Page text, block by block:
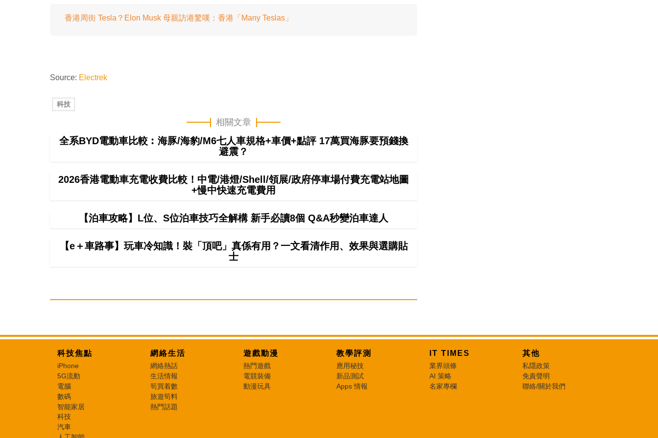
香港周街 Tesla？Elon Musk 母親訪港驚嘆：香港「Many Teslas」
Source: Electrek
科技
相關文章
全系BYD電動車比較︰海豚/海豹/M6七人車規格+車價+點評 17萬買海豚要預錢換
避震？
2026香港電動車充電收費比較！中電/港燈/Shell/領展/政府停車場付費充電站地圖
+慢中快速充電費用
【泊車攻略】L位、S位泊車技巧全解構 新手必讀8個 Q&A秒變泊車達人
【e＋車路事】玩車冷知識！裝「頂吧」真係有用？一文看清作用、效果與選購貼
士
科技焦點
iPhone
5G流動
電腦
數碼
智能家居
科技
汽車
網絡生活
網絡熱話
生活情報
筍買着數
旅遊筍料
熱門話題
遊戲動漫
熱門遊戲
電競裝備
動漫玩具
教學評測
應用秘技
新品測試
Apps 情報
IT TIMES
業界頭條
AI 策略
名家專欄
其他
私隱政策
免責聲明
聯絡/關於我們